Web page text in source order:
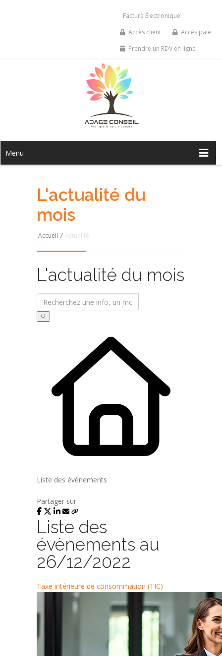
Facture Électronique
Accès client
Accès paie
Prendre un RDV en ligne
Menu
L'actualité du
mois
Accueil / Actualité
L'actualité du mois
Liste des évènements
Partager sur :
Liste des
évènements au
26/12/2022
Taxe intérieure de consommation (TIC)